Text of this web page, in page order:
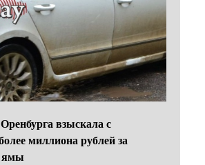
взыскала с
миллиона рублей за
ямы